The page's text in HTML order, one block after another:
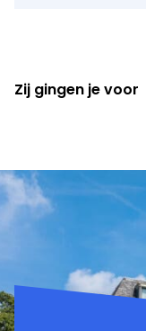
Zij gingen je voor